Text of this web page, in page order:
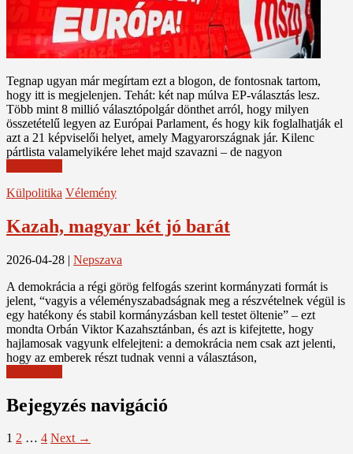
Tegnap ugyan már megírtam ezt a blogon, de fontosnak tartom,
hogy itt is megjelenjen. Tehát: két nap múlva EP-választás lesz.
Több mint 8 millió választópolgár dönthet arról, hogy milyen
összetételű legyen az Európai Parlament, és hogy kik foglalhatják el
azt a 21 képviselői helyet, amely Magyarországnak jár. Kilenc
pártlista valamelyikére lehet majd szavazni – de nagyon
Külpolitika Vélemény
Kazah, magyar két jó barát
2026-04-28 | Nepszava
A demokrácia a régi görög felfogás szerint kormányzati formát is
jelent, “vagyis a véleményszabadságnak meg a részvételnek végül is
egy hatékony és stabil kormányzásban kell testet öltenie” – ezt
mondta Orbán Viktor Kazahsztánban, és azt is kifejtette, hogy
hajlamosak vagyunk elfelejteni: a demokrácia nem csak azt jelenti,
hogy az emberek részt tudnak venni a választáson,
Bejegyzés navigáció
1 2 … 4 Next →